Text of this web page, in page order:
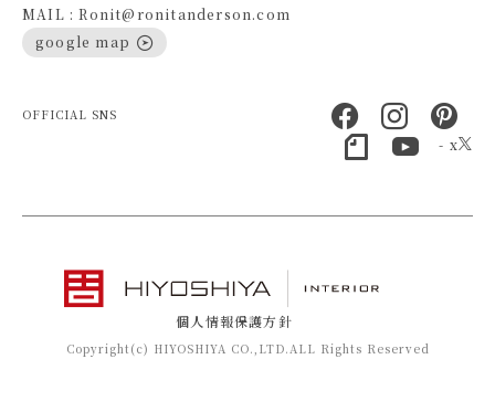
MAIL : Ronit@ronitanderson.com
google map
OFFICIAL SNS
- x
個人情報保護方針
Copyright(c) HIYOSHIYA CO.,LTD.ALL Rights Reserved